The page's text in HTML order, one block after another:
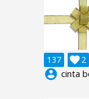
137 2

account_circle cinta